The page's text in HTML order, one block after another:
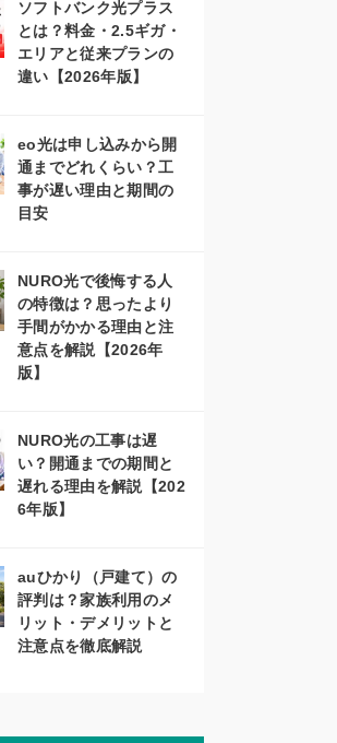
ソフトバンク光プラス
とは？料金・2.5ギガ・
エリアと従来プランの
違い【2026年版】
eo光は申し込みから開
通までどれくらい？工
事が遅い理由と期間の
目安
NURO光で後悔する人
の特徴は？思ったより
手間がかかる理由と注
意点を解説【2026年
版】
NURO光の工事は遅
い？開通までの期間と
遅れる理由を解説【202
6年版】
auひかり（戸建て）の
評判は？家族利用のメ
リット・デメリットと
注意点を徹底解説